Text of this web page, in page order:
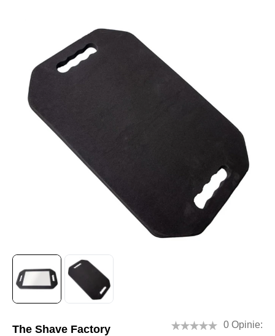
The Shave Factory 0 Opinie: